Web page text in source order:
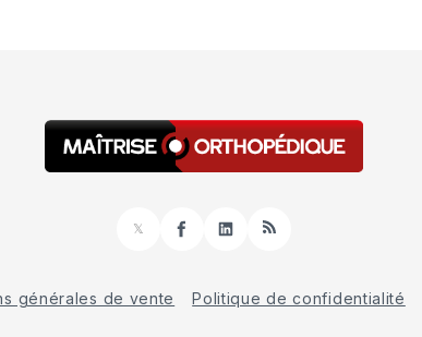
𝕏
FacebookLinkedInRSS
générales de vente Politique de confidentialité